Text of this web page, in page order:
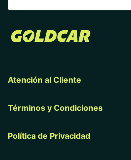
Atención al Cliente
Términos y Condiciones
Política de Privacidad